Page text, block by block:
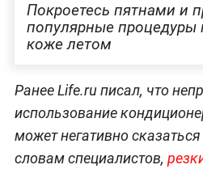
Покроетесь пятнами и
популярные процедуры
коже летом
Ранее Life.ru писал, что
использование
может негативно
словам специалистов,